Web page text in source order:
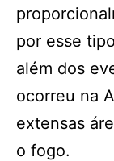
por esse
além dos
ocorreu na
extensas
o fogo.